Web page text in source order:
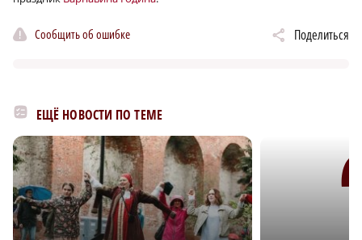
Сообщить об ошибке Поделиться
ЕЩЁ НОВОСТИ ПО ТЕМЕ